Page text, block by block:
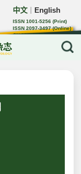
中文 English
ISSN 1001-5256 (Print)
ISSN 2097-3497 (Online)
CN 22-1108/R